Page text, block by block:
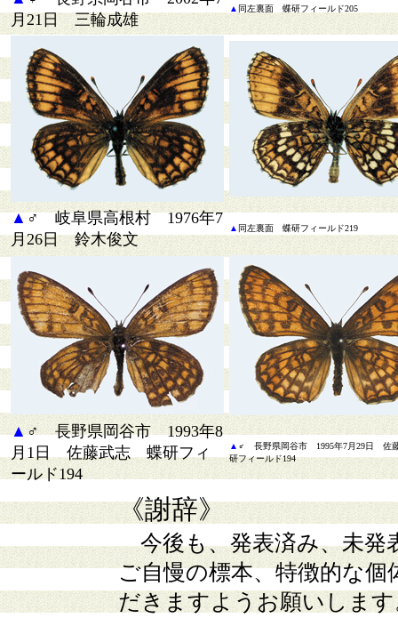
月21日 三輪成雄
▲ 同左裏面 蝶研フィールド205
▲♂ 岐阜県高根村 1976年7
月26日 鈴木俊文
▲ 同左裏面 蝶研フィールド219
▲♂ 長野県岡谷市 1993年8
月1日 佐藤武志 蝶研フィ
ールド194
▲ ♂ 長野県岡谷市 1995年7月29日 佐
研フィールド194
《謝辞》
今後も、発表済み、未発
ご自慢の標本、特徴的な
だきますようお願いしま